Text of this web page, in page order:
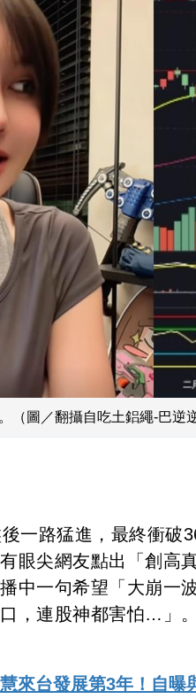
（圖／翻攝自吃土鋁繩-巴逆
一路猛進，最終衝破
眼尖網友點出「創高
中一句希望「大崩一
，連股神都害怕…」。
來台發展第3年！自